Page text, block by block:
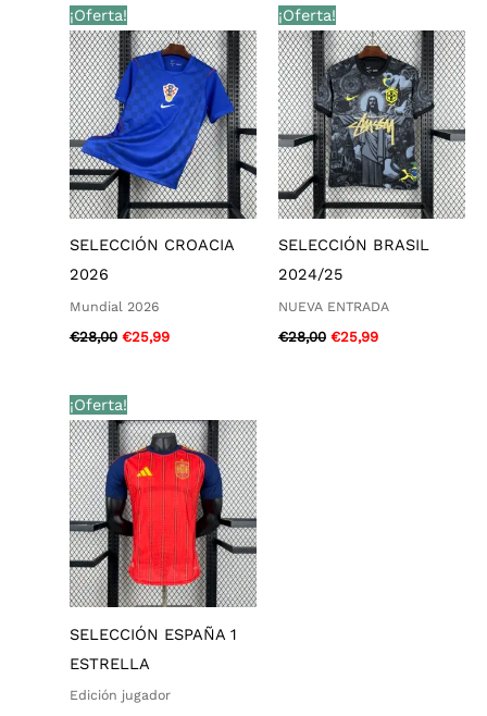
¡Oferta!
SELECCIÓN CROACIA
2026
Mundial 2026
€28,00
El
precio
original
era:
€28,00.
€25,99
precio
actual
es:
€25,99.
¡Oferta!
SELECCIÓN BRASIL
2024/25
NUEVA ENTRADA
€28,00
El
precio
original
era:
€28,00.
€25,99
precio
actual
es:
€25,99.
¡Oferta!
SELECCIÓN ESPAÑA 1
ESTRELLA
Edición jugador
El
precio
original
era:
€36,00.
precio
actual
es:
€29,99.